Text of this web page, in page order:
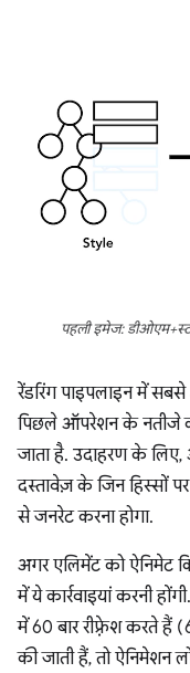
पहली इमेज:
रेंडरिंग पाइपलाइन में
पिछले ऑपरेशन के नतीजे
जाता है. उदाहरण के लिए,
दस्तावेज़ के जिन हिस्सों
से जनरेट करना होगा.
अगर एलिमेंट को ऐनिमेट
में ये कार्रवाइयां करनी
में 60 बार रीफ़्रेश करते हैं
की जाती हैं, तो ऐनिमेशन